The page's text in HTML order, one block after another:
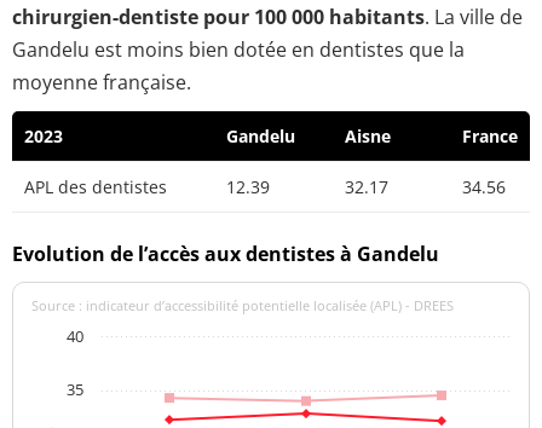
chirurgien-dentiste pour 100 000 habitants. La ville de
Gandelu est moins bien dotée en dentistes que la
moyenne française.
2023 Gandelu Aisne France
APL des dentistes 12.39 32.17 34.56
Evolution de l’accès aux dentistes à Gandelu
Source : indicateur d’accessibilité potentielle localisée (APL) - DREES
35
40